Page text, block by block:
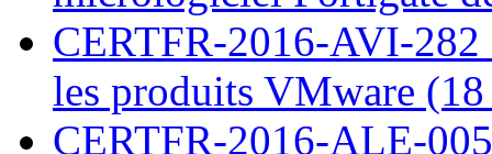
CERTFR-2016-AVI-
les produits VMware
CERTFR-2016-ALE-